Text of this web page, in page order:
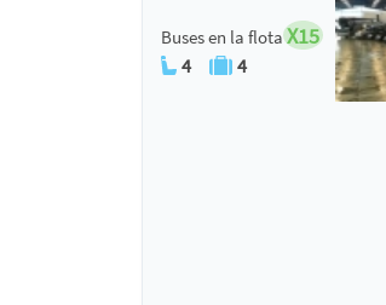
Buses en la flota X15
4 4